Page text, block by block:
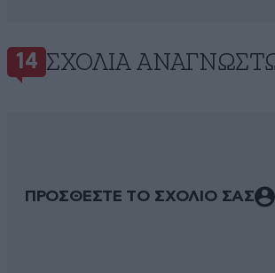
14 ΣΧΌΛΙΑ
ΠΡΟΣΘΕΣΤΕ ΤΟ ΣΧΟΛΙΟ ΣΑΣ